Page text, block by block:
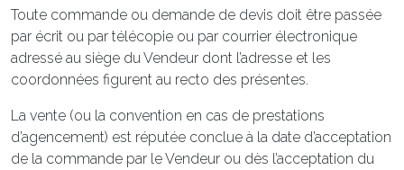
Toute commande ou demande de devis doit être passée
par écrit ou par télécopie ou par courrier électronique
adressé au siège du Vendeur dont l’adresse et les
coordonnées figurent au recto des présentes.
La vente (ou la convention en cas de prestations
d’agencement) est réputée conclue à la date d’acceptation
de la commande par le Vendeur ou dès l’acceptation du